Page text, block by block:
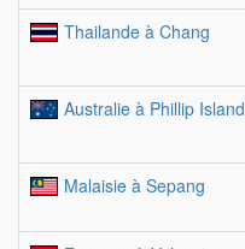
Thailande à Chang
Australie à Phillip Island
Malaisie à Sepang